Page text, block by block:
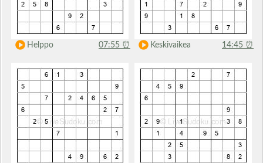
Helppo 07:55 ⏰ Keskivaikea 14:45 ⏰